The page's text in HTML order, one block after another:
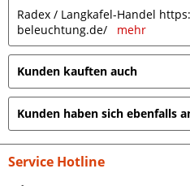
Radex / Langkafel-Handel
beleuchtung.de/ mehr
Kunden kauften auch
Kunden haben sich ebenfalls
Service Hotline